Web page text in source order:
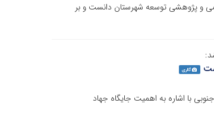
و پژوهشی توسعه شهرستان دانست و بر
گالری
با اشاره به اهمیت جایگاه جهاد